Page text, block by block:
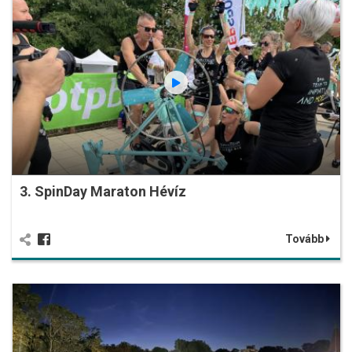
3. SpinDay Maraton Hévíz
Tovább